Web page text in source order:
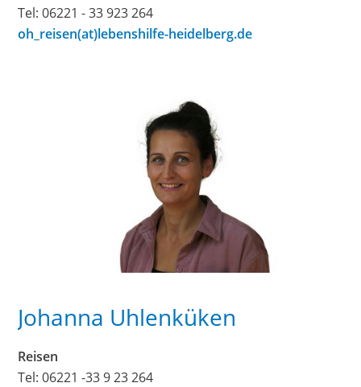
Tel: 06221 - 33 923 264
oh_reisen(at)lebenshilfe-heidelberg.de
Johanna Uhlenküken
Reisen
Tel: 06221 -33 9 23 264